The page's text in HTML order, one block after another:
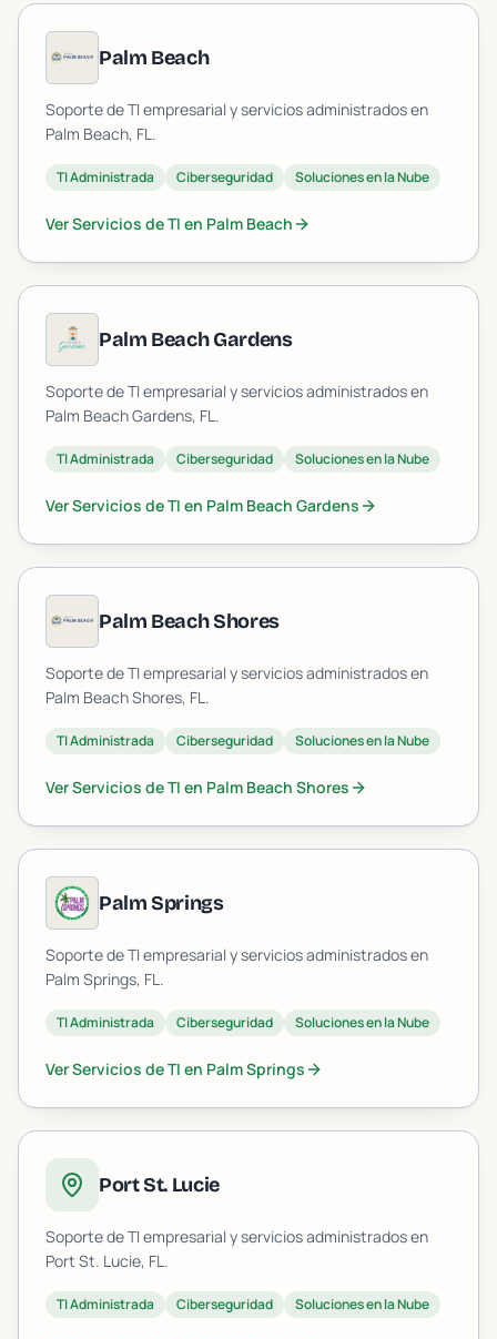
Palm Beach
Soporte de TI empresarial y servicios administrados en
Palm Beach, FL.
TI Administrada Ciberseguridad Soluciones en la Nube
Ver Servicios de TI en Palm Beach
Palm Beach Gardens
Soporte de TI empresarial y servicios administrados en
Palm Beach Gardens, FL.
TI Administrada Ciberseguridad Soluciones en la Nube
Ver Servicios de TI en Palm Beach Gardens
Palm Beach Shores
Soporte de TI empresarial y servicios administrados en
Palm Beach Shores, FL.
TI Administrada Ciberseguridad Soluciones en la Nube
Ver Servicios de TI en Palm Beach Shores
Palm Springs
Soporte de TI empresarial y servicios administrados en
Palm Springs, FL.
TI Administrada Ciberseguridad Soluciones en la Nube
Ver Servicios de TI en Palm Springs
Port St. Lucie
Soporte de TI empresarial y servicios administrados en
Port St. Lucie, FL.
TI Administrada Ciberseguridad Soluciones en la Nube